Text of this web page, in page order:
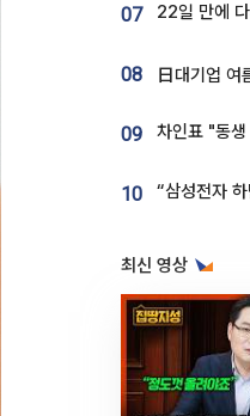
07
08
09
10
최신 영상